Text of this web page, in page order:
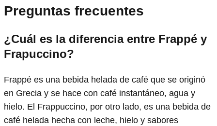
Preguntas frecuentes
¿Cuál es la diferencia entre Frappé y
Frapuccino?
Frappé es una bebida helada de café que se originó
en Grecia y se hace con café instantáneo, agua y
hielo. El Frappuccino, por otro lado, es una bebida de
café helada hecha con leche, hielo y sabores